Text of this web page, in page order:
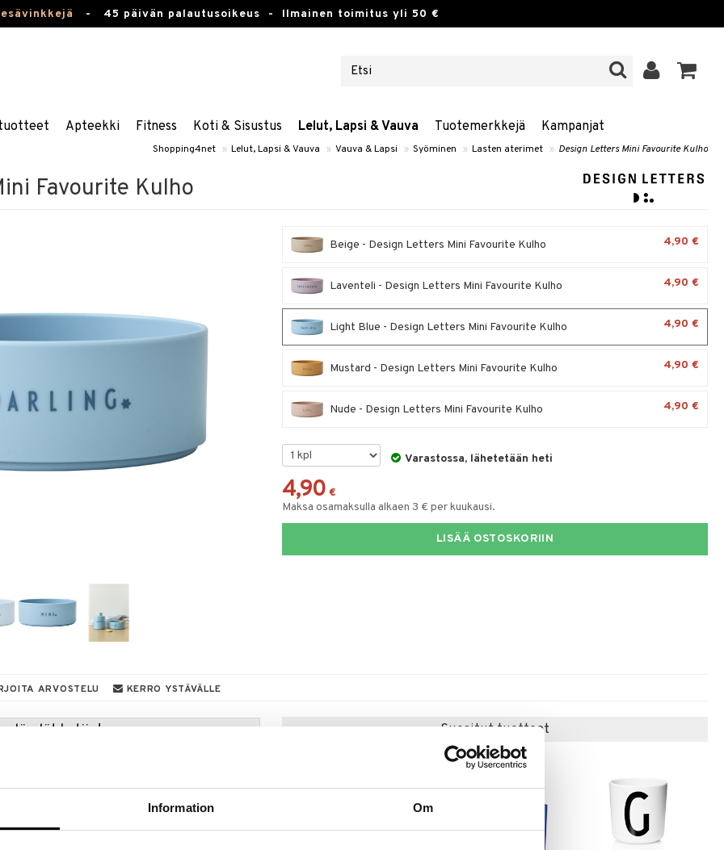
Information Om
- 45 päivän palautusoikeus - Ilmainen toimitus yli 50 €
Apteekki Fitness Koti & Sisustus Lelut, Lapsi & Vauva Tuotemerkkejä Kampanjat
Shopping4net » Lelut, Lapsi & Vauva » Vauva & Lapsi » Syöminen » Lasten aterimet » Design Letters Mini Favourite Kulho
Favourite Kulho
Beige - Design Letters Mini Favourite Kulho 4,90 €
Laventeli - Design Letters Mini Favourite Kulho 4,90 €
Light Blue - Design Letters Mini Favourite Kulho 4,90 €
Mustard - Design Letters Mini Favourite Kulho 4,90 €
Nude - Design Letters Mini Favourite Kulho 4,90 €
Varastossa, lähetetään heti
4,90 €
Maksa osamaksulla alkaen 3 € per kuukausi.
LISÄÄ OSTOSKORIIN
ARVOSTELU KERRO YSTÄVÄLLE
löydöt kotiin!
hinnoilla!
31.8.2026 asti mutta ole nopea -
Suositut tuotteet